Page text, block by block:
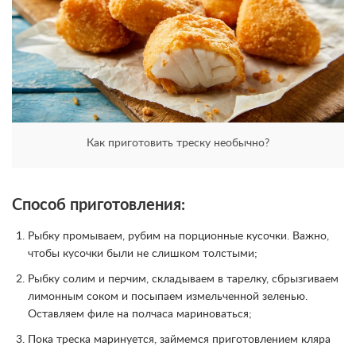
Как приготовить треску необычно?
Способ приготовления:
Рыбку промываем, рубим на порционные кусочки. Важно,
чтобы кусочки были не слишком толстыми;
Рыбку солим и перчим, складываем в тарелку, сбрызгиваем
лимонным соком и посыпаем измельченной зеленью.
Оставляем филе на полчаса мариноваться;
Пока треска маринуется, займемся приготовлением кляра